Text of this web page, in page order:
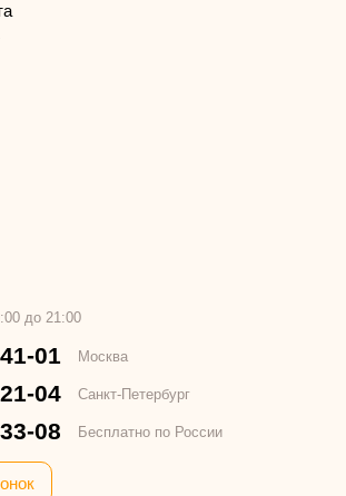
до 21:00
01 Москва
04 Санкт-Петербург
08 Бесплатно по России